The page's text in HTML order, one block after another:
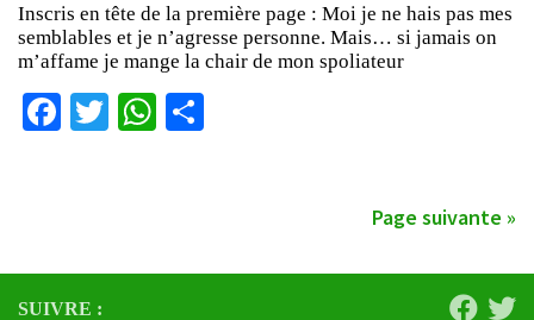
Inscris en tête de la première page : Moi je ne hais pas mes
semblables et je n’agresse personne. Mais… si jamais on
m’affame je mange la chair de mon spoliateur
Facebook
TwitterWhatsApp
Page suivante »
SUIVRE :